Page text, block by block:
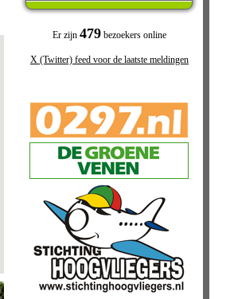
Er zijn 479bezoekers online
X (Twitter) feed voor de laatste meldingen